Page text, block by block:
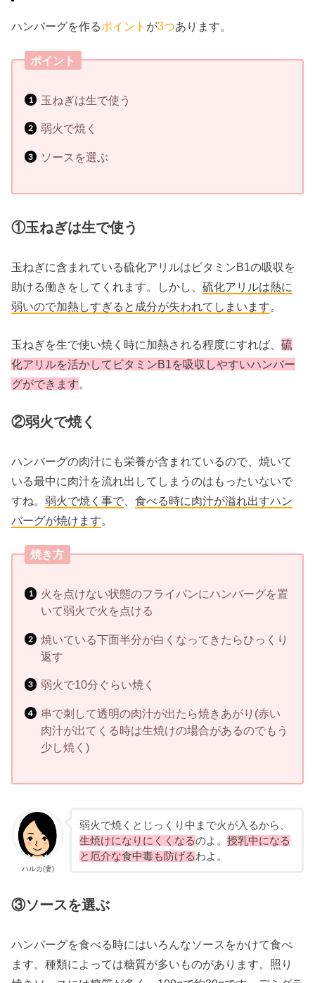
ハンバーグを作るポイント が3つあります。
ポイント
玉ねぎは生で使う
弱火で焼く
ソースを選ぶ
①玉ねぎは生で使う
玉ねぎに含まれている硫化アリルはビタミンB1の吸収を
助ける働きをしてくれます。しかし、硫化アリルは熱に
弱いので加熱しすぎると成分が失われてしまいます
玉ねぎを生で使い焼く時に加熱される程度にすれば、硫
化アリルを活かして ビタミンB1を吸収しやすいハンバー
グができます。
②弱火で焼く
ハンバーグの肉汁にも栄養が含まれているので、焼いて
いる最中に肉汁を流れ出してしまうのはもったいないで
すね。弱火で焼く事で 、食べる時に肉汁が溢れ出すハン
バーグが焼けます
焼き方
火を点けない状態のフライパンにハンバーグを置
いて弱火で火を点ける
焼いている下面半分が白くなってきたらひっくり
返す
弱火で10分ぐらい焼く
串で刺して透明の肉汁が出たら焼きあがり(赤い
肉汁が出てくる時は生焼けの場合があるのでもう
少し焼く)
ハルカ(妻)
弱火で焼くとじっくり中まで火が入るから、
生焼けになりにくくなるのよ。 授乳中になる
と厄介な食中毒も防げるわよ。
③ソースを選ぶ
ハンバーグを食べる時にはいろんなソースをかけて食べ
ます。種類によっては糖質が多いものがあります。照り